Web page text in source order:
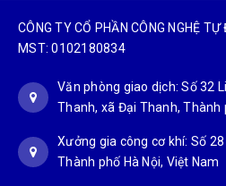
CÔNG TY CỔ PHẦN CÔNG NGHỆ
MST: 0102180834
Văn phòng giao dịch: Số 32
Thanh, xã Đại Thanh, Thành
Xưởng gia công cơ khí: Số
Thành phố Hà Nội, Việt Nam